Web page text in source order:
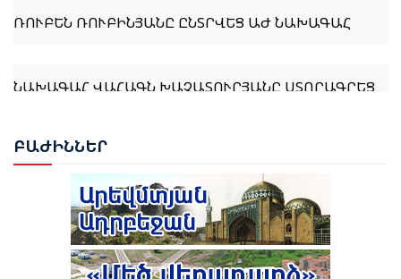
ՆԻԿՈԼ ՓԱՇԻՆՅԱՆԻՆ ՎԱՐՉԱՊԵՏ ՆՇԱՆԱԿԵԼՈՒ
ԻԼՀԱՄ ԱԼԻԵՎ. ԿԵՆՏՐՈՆԱԿԱՆ ԱՍԻԱՅԻ ԵՐԿՐՆԵՐԻ
ՀԵՏ ՀԱՐԱԲԵՐՈՒԹՅՈՒՆՆԵՐԸ ԱԴՐԲԵՋԱՆԻ
ԱՐՏԱՔԻՆ ՔԱՂԱՔԱԿԱՆՈՒԹՅԱՆ ՀԻՄՆԱԿԱՆ
ԱՌԱՋՆԱՀԵՐԹՈՒԹՅՈՒՆՆԵՐԻՑ ՄԵԿՆ ԵՆ
ԲԱԺԻՆՆԵՐ